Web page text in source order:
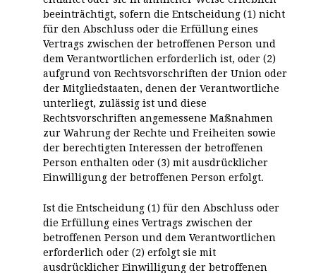
beeinträchtigt, sofern die Entscheidung (1) nicht
für den Abschluss oder die Erfüllung eines
Vertrags zwischen der betroffenen Person und
dem Verantwortlichen erforderlich ist, oder (2)
aufgrund von Rechtsvorschriften der Union oder
der Mitgliedstaaten, denen der Verantwortliche
unterliegt, zulässig ist und diese
Rechtsvorschriften angemessene Maßnahmen
zur Wahrung der Rechte und Freiheiten sowie
der berechtigten Interessen der betroffenen
Person enthalten oder (3) mit ausdrücklicher
Einwilligung der betroffenen Person erfolgt.
Ist die Entscheidung (1) für den Abschluss oder
die Erfüllung eines Vertrags zwischen der
betroffenen Person und dem Verantwortlichen
erforderlich oder (2) erfolgt sie mit
ausdrücklicher Einwilligung der betroffenen